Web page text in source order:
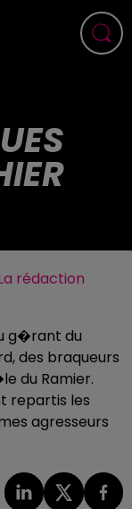
rédaction
g�rant du
des braqueurs
du Ramier.
repartis les
agresseurs